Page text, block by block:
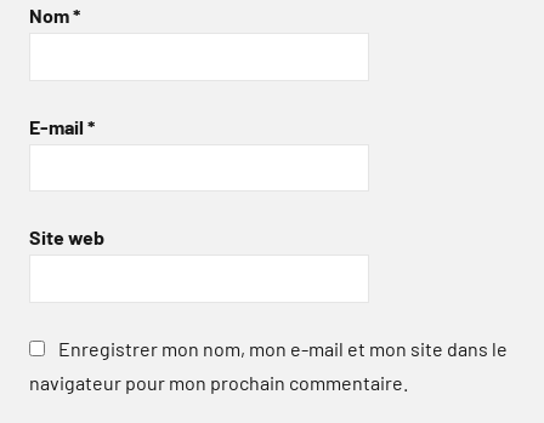
Nom*
E-mail *
Site web
Enregistrer mon nom, mon e-mail et mon site dans le
navigateur pour mon prochain commentaire.